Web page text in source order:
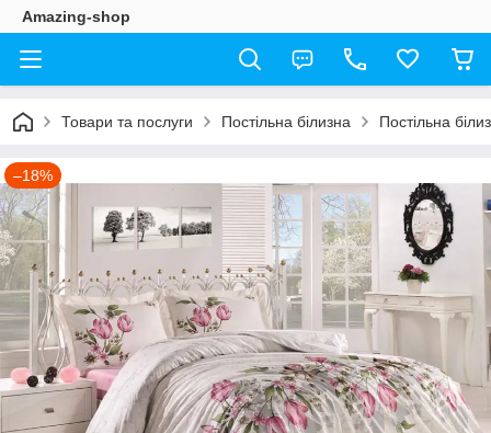
Amazing-shop
Товари та послуги Постільна білизна Постільна
–18%